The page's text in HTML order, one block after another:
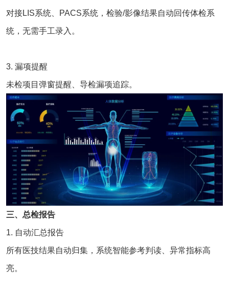
对接LIS系统、PACS系统，检验/影像结果自动回传体检系
统，无需手工录入。
3. 漏项提醒
未检项目弹窗提醒、导检漏项追踪。
三、总检报告
1. 自动汇总报告
所有医技结果自动归集，系统智能参考判读、异常指标高
亮。